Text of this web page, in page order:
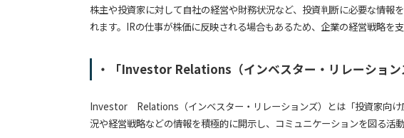
株主や投資家に対して自社の経営や財務状況など、投資判断に必要な情報
れます。IRの仕事が株価に反映される場合もあるため、企業の経営戦略を
・「Investor Relations（インベスター・リレーション
Investor Relations（インベスター・リレーションズ）とは「投資家向け
況や経営戦略などの情報を積極的に開示し、コミュニケーションを図る活動